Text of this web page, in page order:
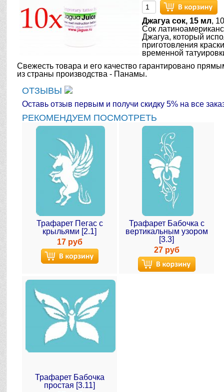
Джагуа сок, 15 мл,
Сок
Джагуа, который
приготовления
временной
Свежесть товара и его качество гарантировано
из страны производства - Панамы.
ОТЗЫВЫ
Оставь отзыв первым и получи скидку 5% на все
РЕКОМЕНДУЕМ ПОСМОТРЕТЬ
Трафарет Пегас с
крыльями [2.1]
17 руб
Трафарет Бабочка с
вертикальным узором
[3.3]
27 руб
Трафарет Бабочка
простая [3.11]